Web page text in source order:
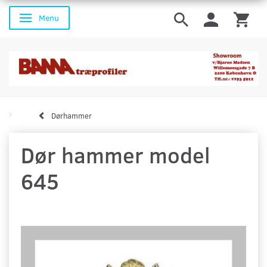
Skifte navigation
Menu
Dørhammer
Dør hammer model
645